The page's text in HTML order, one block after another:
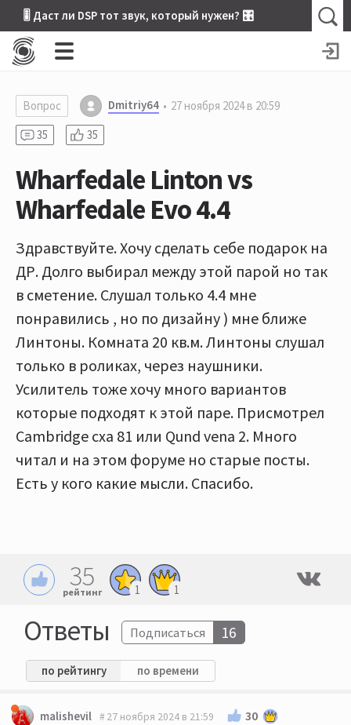
🎚 Даст ли DSP тот звук, который нужен? 🎛
Вопрос Dmitriy64
27 ноября 2024 в 20:59
35
35
Wharfedale Linton vs
Wharfedale Evo 4.4
Здравствуйте. Хочу сделать себе подарок на
ДР. Долго выбирал между этой парой но так
в сметение. Слушал только 4.4 мне
понравились , но по дизайну ) мне ближе
Линтоны. Комната 20 кв.м. Линтоны слушал
только в роликах, через наушники.
Усилитель тоже хочу много вариантов
которые подходят к этой паре. Присмотрел
Cambridge cxa 81 или Qund vena 2. Много
читал и на этом форуме но старые посты.
Есть у кого какие мысли. Спасибо.
35
рейтинг 1 1
Ответы Подписаться 16
по рейтингу по времени
malishevil 27 ноября 2024 в 21:59 30